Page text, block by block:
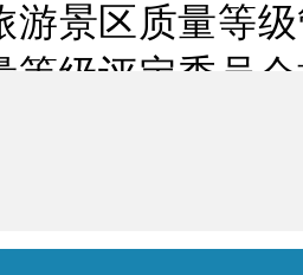
游景区质量等
等级评定委员